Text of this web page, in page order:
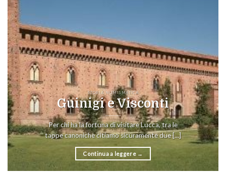
STORIA NUMISMATICA
Guinigi e Visconti
Per chi ha la fortuna di visitare Lucca, tra le
tappe canoniche citiamo sicuramente due [...]
Continua a leggere →